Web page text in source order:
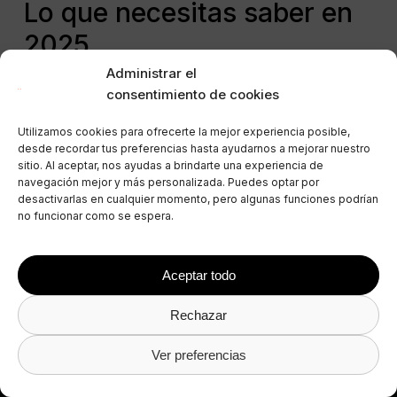
Administrar el
consentimiento de cookies
Utilizamos cookies para ofrecerte la mejor experiencia posible,
desde recordar tus preferencias hasta ayudarnos a mejorar nuestro
sitio. Al aceptar, nos ayudas a brindarte una experiencia de
navegación mejor y más personalizada. Puedes optar por
desactivarlas en cualquier momento, pero algunas funciones podrían
no funcionar como se espera.
Aceptar todo
Rechazar
Ver preferencias
Lo que necesitas saber en
2025
22 de mayo de 2025
Productos
Gestión de Alojamientos Turísticos
Channel Manager
Diseño Web